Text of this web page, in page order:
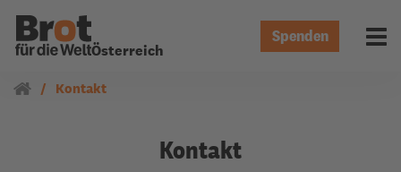
Österreich
Spenden
Kontakt
Kontakt